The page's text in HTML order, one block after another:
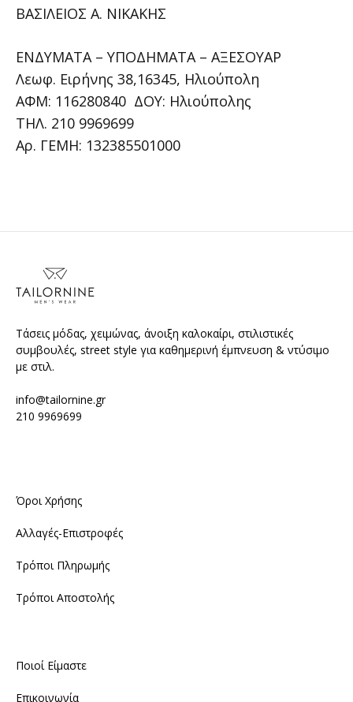
ΒΑΣΙΛΕΙΟΣ Α. ΝΙΚΑΚΗΣ
ΕΝΔΥΜΑΤΑ – ΥΠΟΔΗΜΑΤΑ – ΑΞΕΣΟΥΑΡ
Λεωφ. Ειρήνης 38,16345, Ηλιούπολη
ΑΦΜ: 116280840 ΔΟΥ: Ηλιούπολης
ΤΗΛ. 210 9969699
Αρ. ΓΕΜΗ: 132385501000
Τάσεις μόδας, χειμώνας, άνοιξη καλοκαίρι, στιλιστικές
συμβουλές, street style για καθημερινή έμπνευση & ντύσιμο
με στιλ.
info@tailornine.gr
210 9969699
Όροι Χρήσης
Αλλαγές-Επιστροφές
Τρόποι Πληρωμής
Τρόποι Αποστολής
Ποιοί Είμαστε
Επικοινωνία